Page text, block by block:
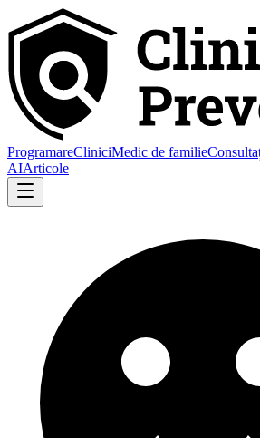
ProgramareCliniciMedic de familie
AIArticole